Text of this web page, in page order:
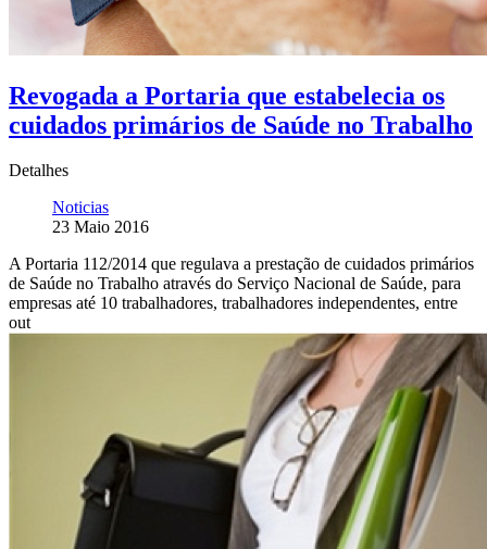
Revogada a Portaria que estabelecia os
cuidados primários de Saúde no Trabalho
Detalhes
Noticias
23 Maio 2016
A Portaria 112/2014 que regulava a prestação de cuidados primários
de Saúde no Trabalho através do Serviço Nacional de Saúde, para
empresas até 10 trabalhadores, trabalhadores independentes, entre
out